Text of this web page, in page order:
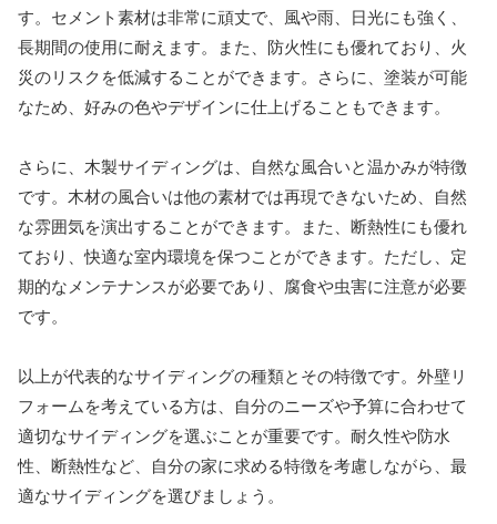
す。セメント素材は非常に頑丈で、風や雨、日光にも強く、
長期間の使用に耐えます。また、防火性にも優れており、火
災のリスクを低減することができます。さらに、塗装が可能
なため、好みの色やデザインに仕上げることもできます。
さらに、木製サイディングは、自然な風合いと温かみが特徴
です。木材の風合いは他の素材では再現できないため、自然
な雰囲気を演出することができます。また、断熱性にも優れ
ており、快適な室内環境を保つことができます。ただし、定
期的なメンテナンスが必要であり、腐食や虫害に注意が必要
です。
以上が代表的なサイディングの種類とその特徴です。外壁リ
フォームを考えている方は、自分のニーズや予算に合わせて
適切なサイディングを選ぶことが重要です。耐久性や防水
性、断熱性など、自分の家に求める特徴を考慮しながら、最
適なサイディングを選びましょう。